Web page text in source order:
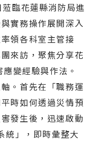
臨花蓮縣消防局進
實務操作展開深入
領各科室主管接
來訪，聚焦分享花
變經驗與作法。
。首先在「職務運
時如何透過災情預
發生後，迅速啟動
統」，即時彙整大